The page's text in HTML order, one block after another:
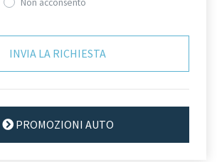
PROMOZIONI AUTO